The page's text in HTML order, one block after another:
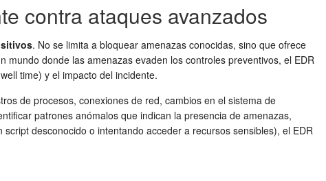
contra ataques avanzados
. No se limita a bloquear amenazas conocidas, sino que ofrece
donde las amenazas evaden los controles preventivos, el EDR
time) y el impacto del incidente.
de procesos, conexiones de red, cambios en el sistema de
patrones anómalos que indican la presencia de amenazas,
desconocido o intentando acceder a recursos sensibles), el EDR